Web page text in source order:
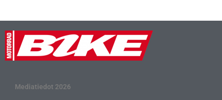
Mediatiedot 2026